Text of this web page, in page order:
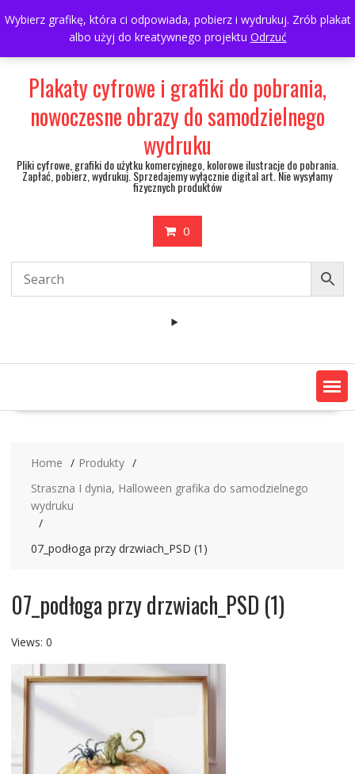
Wybierz grafikę, która ci odpowiada, pobierz i wydrukuj. Zrób plakat
albo użyj do kreatywnego projektu Odrzuć
to
697063361
walulik@gmail.com
My Account
Plakaty cyfrowe i grafiki do pobrania,
nowoczesne obrazy do samodzielnego
wydruku
Pliki cyfrowe, grafiki do użytku komercyjnego, kolorowe ilustracje do pobrania.
Zapłać, pobierz, wydrukuj. Sprzedajemy wyłącznie digital art. Nie wysyłamy
fizycznych produktów
0
Home
Produkty
Straszna I dynia, Halloween grafika do samodzielnego
wydruku
07_podłoga przy drzwiach_PSD (1)
07_podłoga przy drzwiach_PSD (1)
Views: 0